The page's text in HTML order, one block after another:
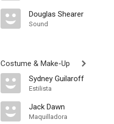
Douglas Shearer
Sound
Costume & Make-Up
Sydney Guilaroff
Estilista
Jack Dawn
Maquilladora